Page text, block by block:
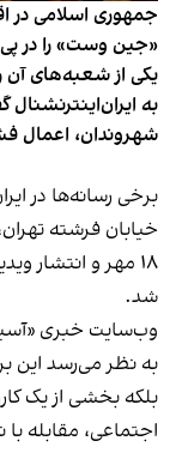
جمهوری اسلامی در
«جین وست» را در
یکی از شعبه‌های آن
به
شهروندان، اعمال
برخی رسانه‌ها در
۱۸ مهر و انتشار
شد.
وب‌سایت خبری
به نظر می‌رسد این
بلکه بخشی از یک
اجتماعی، مقابله